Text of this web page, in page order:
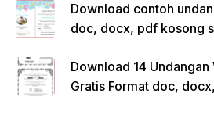
Download contoh
doc, docx, pdf kosong
Download 14 Undangan
Gratis Format doc,